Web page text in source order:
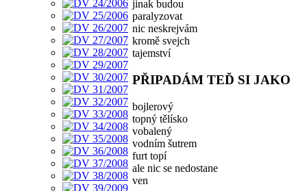
jinak budou
paralyzovat
nic neskrejvám
kromě svejch
tajemství
PŘIPADÁM TEĎ SI JAKO
bojlerový
topný tělísko
vobalený
vodním šutrem
furt topí
ale nic se nedostane
ven